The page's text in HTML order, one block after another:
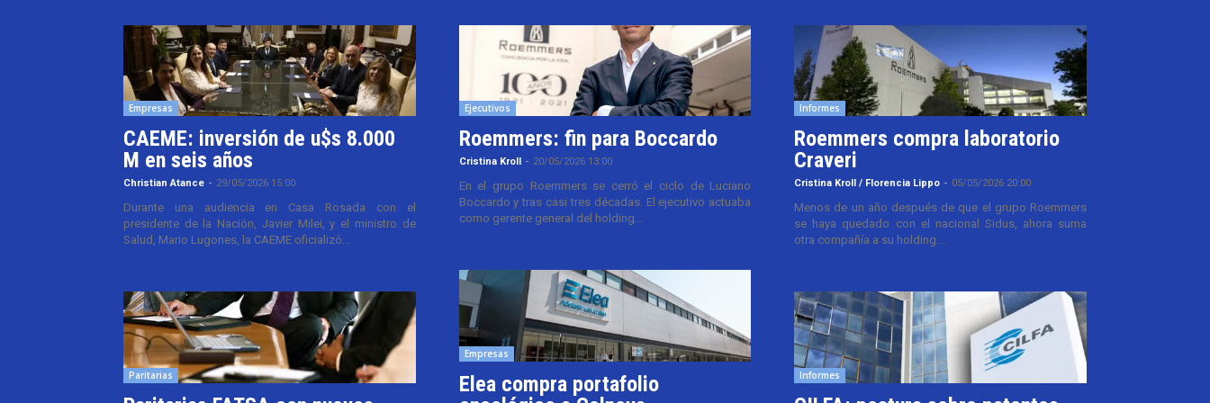
Empresas
CAEME: inversión de u$s 8.000
M en seis años
Christian Atance - 29/05/2026 15:00
Durante una audiencia en Casa Rosada con el
presidente de la Nación, Javier Milei, y el ministro de
Salud, Mario Lugones, la CAEME oficializó...
Paritarias
Ejecutivos
Roemmers: fin para Boccardo
Cristina Kroll - 20/05/2026 13:00
En el grupo Roemmers se cerró el ciclo de Luciano
Boccardo y tras casi tres décadas. El ejecutivo actuaba
como gerente general del holding...
Empresas
Elea compra portafolio
Informes
Roemmers compra laboratorio
Craveri
Cristina Kroll / Florencia Lippo - 05/05/2026 20:00
Menos de un año después de que el grupo Roemmers
se haya quedado con el nacional Sidus, ahora suma
otra compañía a su holding....
Informes